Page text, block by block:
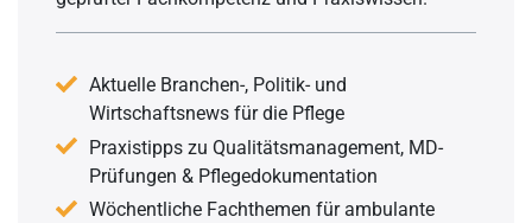
Aktuelle Branchen-, Politik- und
Wirtschaftsnews für die Pflege
Praxistipps zu Qualitätsmanagement, MD-
Prüfungen & Pflegedokumentation
Wöchentliche Fachthemen für ambulante